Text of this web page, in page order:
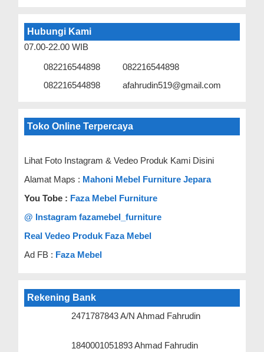
Hubungi Kami
07.00-22.00 WIB
082216544898
082216544898
082216544898
afahrudin519@gmail.com
Toko Online Terpercaya
Lihat Foto Instagram & Vedeo Produk Kami Disini
Alamat Maps : Mahoni Mebel Furniture Jepara
You Tobe : Faza Mebel Furniture
@ Instagram fazamebel_furniture
Real Vedeo Produk Faza Mebel
Ad FB : Faza Mebel
Rekening Bank
2471787843 A/N Ahmad Fahrudin
1840001051893 Ahmad Fahrudin